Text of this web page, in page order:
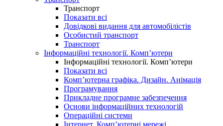
Транспорт
Показати всі
Довідкові видання для автомобілістів
Особистий транспорт
Транспорт
Інформаційні технології. Комп’ютери
Інформаційні технології. Комп’ютери
Показати всі
Комп’ютерна графіка. Дизайн. Анімація
Програмування
Прикладне програмне забезпечення
Основи інформаційних технологій
Операційні системи
Інтернет. Комп’ютерні мережі